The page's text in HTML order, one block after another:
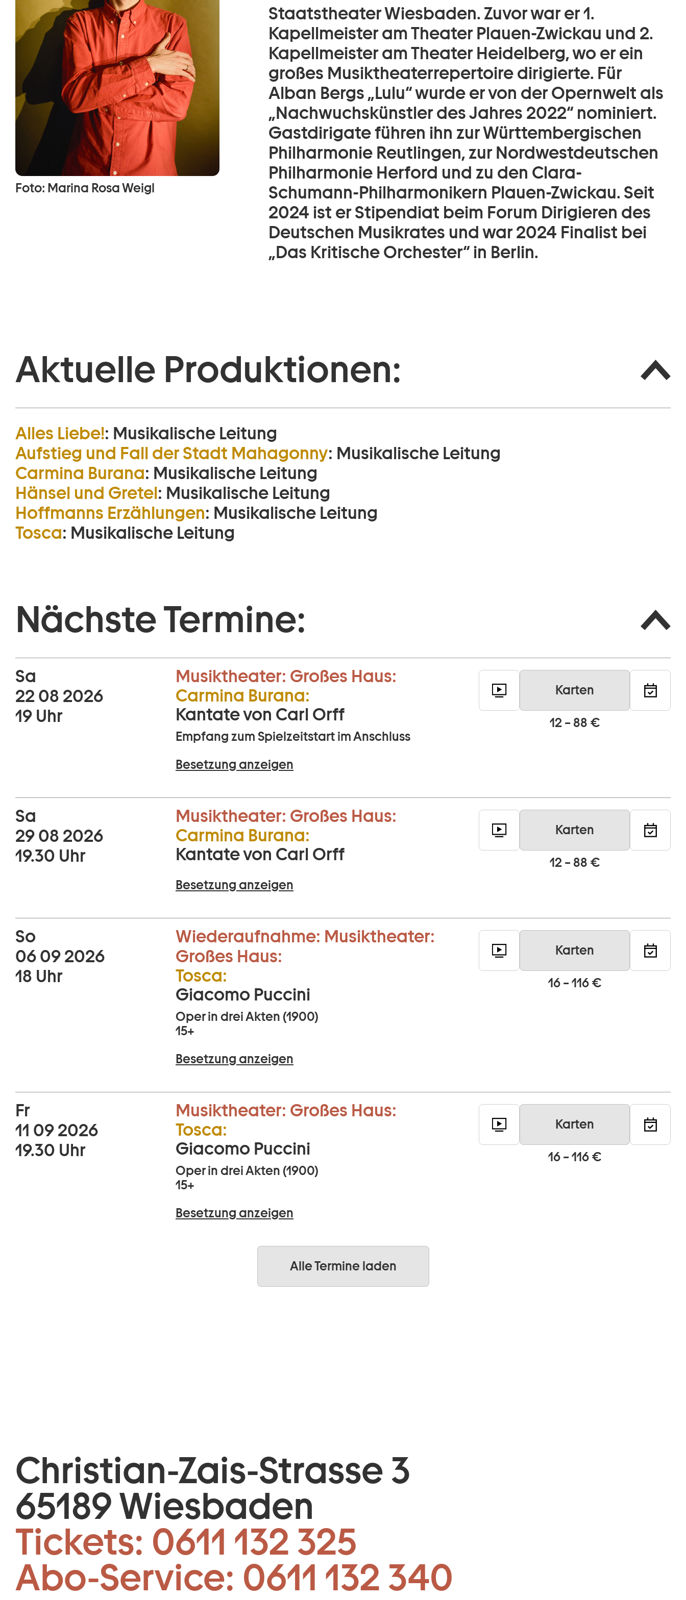
Foto: Marina Rosa Weigl
Staatstheater Wiesbaden. Zuvor war er 1.
Kapellmeister am Theater Plauen-Zwickau und 2.
Kapellmeister am Theater Heidelberg, wo er ein
großes Musiktheaterrepertoire dirigierte. Für
Alban Bergs „Lulu“ wurde er von der Opernwelt als
„Nachwuchskünstler des Jahres 2022“ nominiert.
Gastdirigate führen ihn zur Württembergischen
Philharmonie Reutlingen, zur Nordwestdeutschen
Philharmonie Herford und zu den Clara-
Schumann-Philharmonikern Plauen-Zwickau. Seit
2024 ist er Stipendiat beim Forum Dirigieren des
Deutschen Musikrates und war 2024 Finalist bei
„Das Kritische Orchester“ in Berlin.
Aktuelle Produktionen:
Alles Liebe!: Musikalische Leitung
Aufstieg und Fall der Stadt Mahagonny: Musikalische Leitung
Carmina Burana: Musikalische Leitung
Hänsel und Gretel: Musikalische Leitung
Hoffmanns Erzählungen: Musikalische Leitung
Tosca: Musikalische Leitung
Nächste Termine:
Sa
22 08 2026
19 Uhr
Musiktheater: Großes Haus:
Carmina Burana:
Kantate von Carl Orff
Empfang zum Spielzeitstart im Anschluss
Besetzung anzeigen
Karten
12 – 88 €
Sa
29 08 2026
19.30 Uhr
Musiktheater: Großes Haus:
Carmina Burana:
Kantate von Carl Orff
Besetzung anzeigen
Karten
12 – 88 €
So
06 09 2026
18 Uhr
Wiederaufnahme: Musiktheater:
Großes Haus:
Tosca:
Giacomo Puccini
Oper in drei Akten (1900)
15+
Besetzung anzeigen
Karten
16 – 116 €
Fr
11 09 2026
19.30 Uhr
Musiktheater: Großes Haus:
Tosca:
Giacomo Puccini
Oper in drei Akten (1900)
15+
Besetzung anzeigen
Karten
16 – 116 €
Alle Termine laden
Christian-Zais-Strasse 3
65189 Wiesbaden
Tickets: 0611 132 325
Abo-Service: 0611 132 340